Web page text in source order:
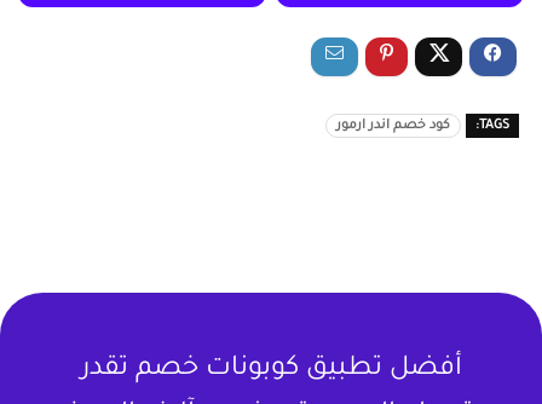
TAGS: كود خصم اندر ارمور
أفضل تطبيق كوبونات خصم تقدر